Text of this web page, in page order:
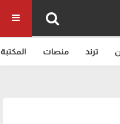
ترند منصات المكتبة